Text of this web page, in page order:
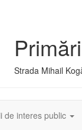
Strada Mihail
de interes public